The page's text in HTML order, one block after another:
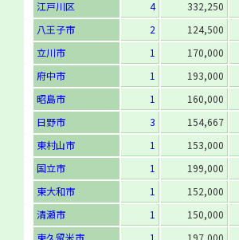
江戸川区
4
332,250
八王子市
2
124,500
立川市
1
170,000
府中市
1
193,000
昭島市
1
160,000
日野市
3
154,667
東村山市
1
153,000
国立市
1
199,000
東大和市
1
152,000
清瀬市
1
150,000
東久留米市
1
197,000